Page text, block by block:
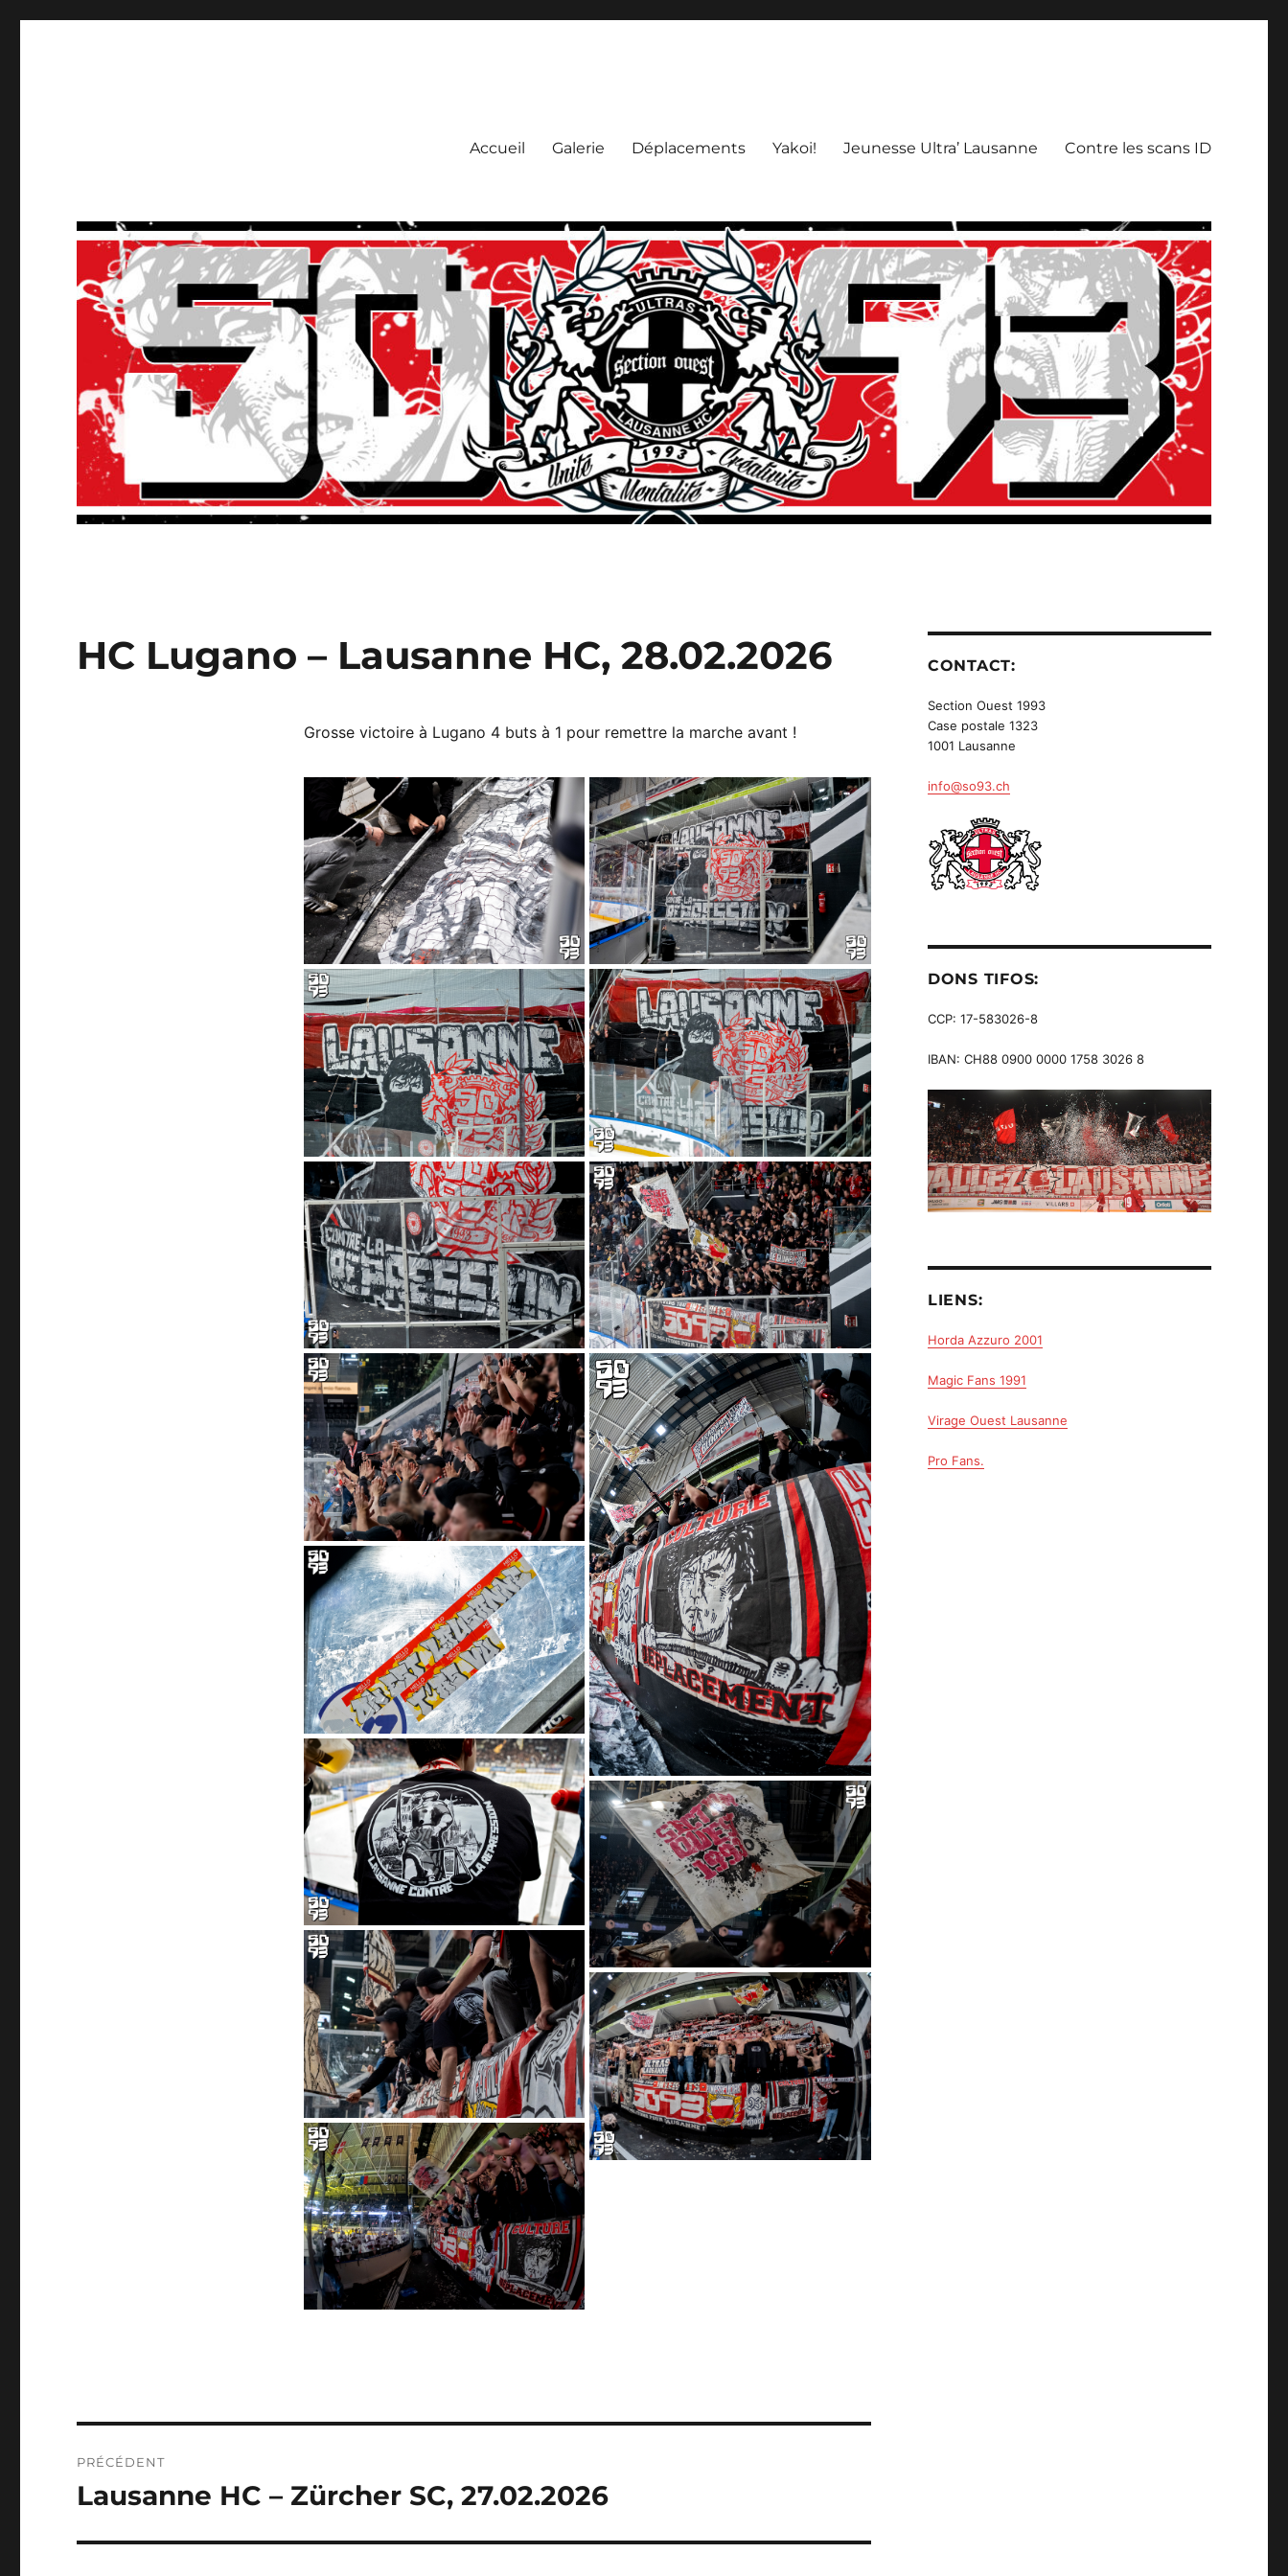
Accueil Galerie Déplacements Yakoi! Jeunesse Ultra’ Lausanne Contre les scans ID
HC Lugano – Lausanne HC, 28.02.2026
Grosse victoire à Lugano 4 buts à 1 pour remettre la marche avant !
DE
PRÉCÉDENT
Publication
Lausanne HC – Zürcher SC, 27.02.2026
CONTACT:
Section Ouest 1993
Case postale 1323
1001 Lausanne
info@so93.ch
DONS TIFOS:
CCP: 17-583026-8
IBAN: CH88 0900 0000 1758 3026 8
LIENS:
Horda Azzuro 2001
Magic Fans 1991
Virage Ouest Lausanne
Pro Fans.